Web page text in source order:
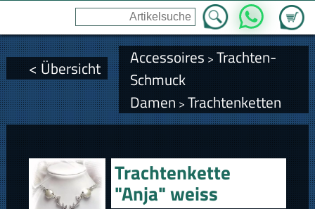
Zum
WhatsApp
< Übersicht Accessoires > Trachten-
Schmuck
Damen > Trachtenketten
Trachtenkette
"Anja" weiss